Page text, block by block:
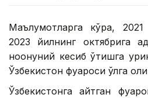
Маълумотларга кўра,
2023 йилнинг октябрига
ноқонуний кесиб ўтишга
Ўзбекистон фуқароси қўлга
Ўзбекистонга қайтган